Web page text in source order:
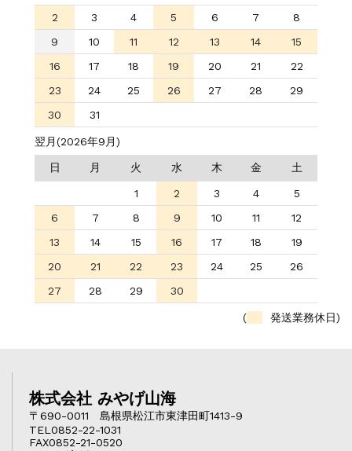
2
3 4 5 6 7
8
9
10 11 12 13 14
15
16
17 18 19 20 21
22
23
24 25 26 27 28
29
30
31
翌月(2026年9月)
日 月 火 水 木 金 土
1 2 3 4
5
6
7 8 9 10 11
12
13
14 15 16 17 18
19
20
21 22 23 24 25
26
27
28 29 30
( 発送業務休日)
株式会社 みやげ山海
〒690-0011 島根県松江市東津田町1413-9
TEL0852-22-1031
FAX0852-21-0520